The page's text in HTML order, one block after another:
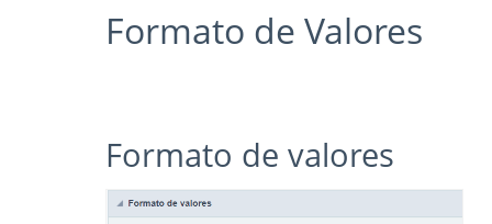
Formato de Valores
Formato de valores